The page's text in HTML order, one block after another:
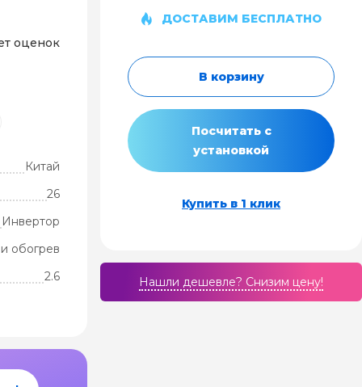
оценок
Китай
26
Инвертор
обогрев
2.6
ДОСТАВИМ БЕСПЛАТНО
В корзину
Посчитать с
установкой
Купить в 1 клик
Нашли дешевле? Cнизим цену!